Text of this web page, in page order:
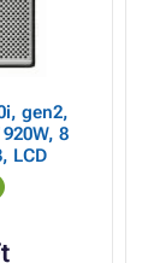
gen2,
8
LCD